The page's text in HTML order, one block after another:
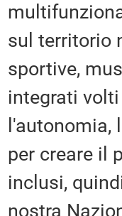
sul territorio
sportive,
integrati volti
per creare il
inclusi,
nostra